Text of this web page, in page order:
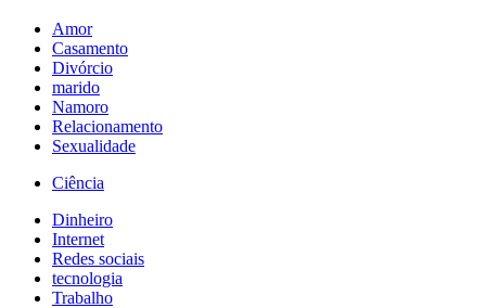
Amor
Casamento
Divórcio
marido
Namoro
Relacionamento
Sexualidade
Ciência
Dinheiro
Internet
Redes sociais
tecnologia
Trabalho